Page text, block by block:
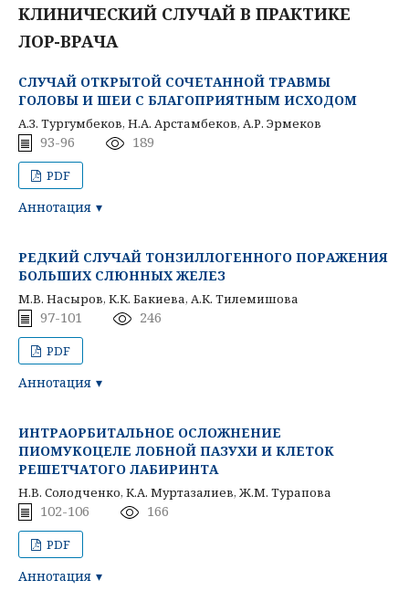
КЛИНИЧЕСКИЙ СЛУЧАЙ В ПРАКТИКЕ
ЛОР-ВРАЧА
СЛУЧАЙ ОТКРЫТОЙ СОЧЕТАННОЙ ТРАВМЫ
ГОЛОВЫ И ШЕИ С БЛАГОПРИЯТНЫМ ИСХОДОМ
А.З. Тургумбеков, Н.А. Арстамбеков, А.Р. Эрмеков
93-96 189
PDF
Аннотация
РЕДКИЙ СЛУЧАЙ ТОНЗИЛЛОГЕННОГО ПОРАЖЕНИЯ
БОЛЬШИХ СЛЮННЫХ ЖЕЛЕЗ
М.В. Насыров, К.К. Бакиева, А.К. Тилемишова
97-101 246
PDF
Аннотация
ИНТРАОРБИТАЛЬНОЕ ОСЛОЖНЕНИЕ
ПИОМУКОЦЕЛЕ ЛОБНОЙ ПАЗУХИ И КЛЕТОК
РЕШЕТЧАТОГО ЛАБИРИНТА
Н.В. Солодченко, К.А. Муртазалиев, Ж.М. Турапова
102-106 166
PDF
Аннотация